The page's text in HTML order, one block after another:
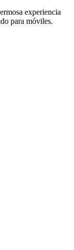
experiencia
para móviles.